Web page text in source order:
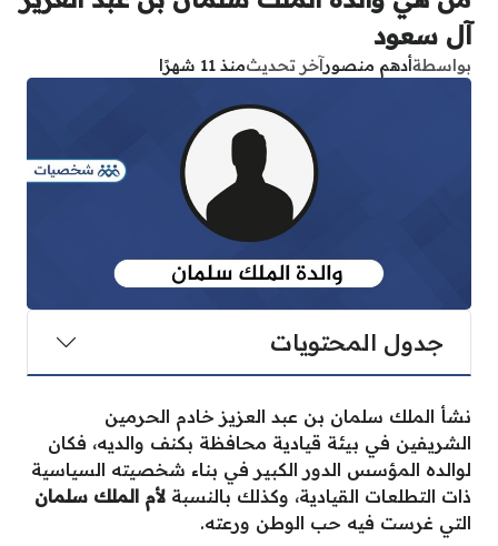
آل سعود
بواسطةأدهم منصورآخر تحديثمنذ 11 شهرًا
جدول المحتويات
نشأ الملك سلمان بن عبد العزيز خادم الحرمين
الشريفين في بيئة قيادية محافظة بكنف والديه، فكان
لوالده المؤسس الدور الكبير في بناء شخصيته السياسية
ذات التطلعات القيادية، وكذلك بالنسبة لأم الملك سلمان
التي غرست فيه حب الوطن ورعته.